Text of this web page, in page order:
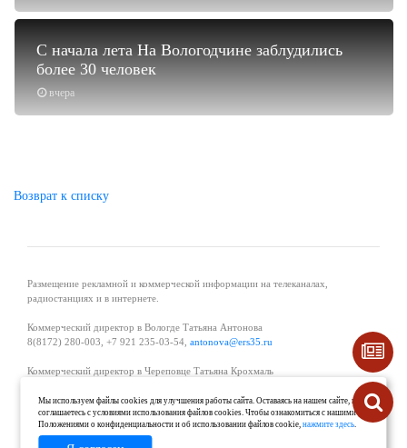
вчера
С начала лета На Вологодчине заблудились
более 30 человек
Возврат к списку
Размещение рекламной и коммерческой информации на телеканалах,
радиостанциях и в интернете.
Коммерческий директор в Вологде Татьяна Антонова
8(8172) 280-003, +7 921 235-03-54, antonova@ers35.ru
Коммерческий директор в Череповце Татьяна Крохмаль
Начальник отдела рекламы в Великом Устюге Екатерина Вьюжанина 8(81738)
2-04-44, +7 921 125-06-40,katrinv81@mail.ru
Мы используем файлы cookies для улучшения работы сайта. Оставаясь на нашем сайте, вы
соглашаетесь с условиями использования файлов cookies. Чтобы ознакомиться с нашими
Положениями о конфиденциальности и об использовании файлов cookie,нажмите здесь.